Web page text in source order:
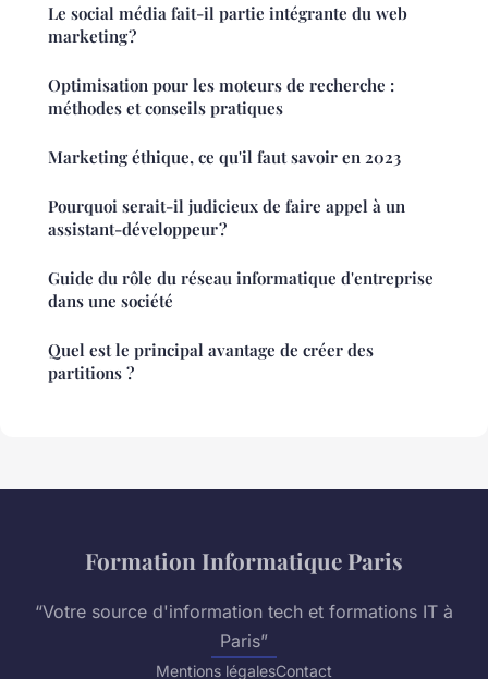
Le social média fait-il partie intégrante du web
marketing ?
Optimisation pour les moteurs de recherche :
méthodes et conseils pratiques
Marketing éthique, ce qu'il faut savoir en 2023
Pourquoi serait-il judicieux de faire appel à un
assistant-développeur ?
Guide du rôle du réseau informatique d'entreprise
dans une société
Quel est le principal avantage de créer des
partitions ?
Formation Informatique Paris
“Votre source d'information tech et formations IT à
Paris”
Mentions légalesContact